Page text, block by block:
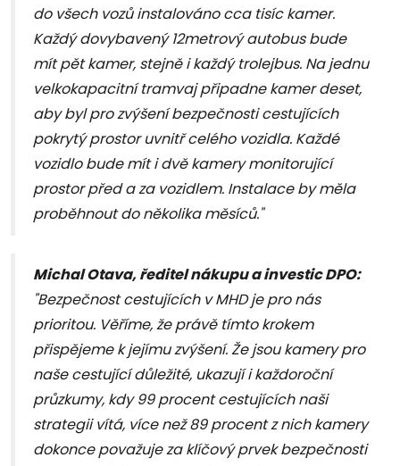
do všech vozů instalováno cca tisíc kamer.
Každý dovybavený 12metrový autobus bude
mít pět kamer, stejně i každý trolejbus. Na jednu
velkokapacitní tramvaj připadne kamer deset,
aby byl pro zvýšení bezpečnosti cestujících
pokrytý prostor uvnitř celého vozidla. Každé
vozidlo bude mít i dvě kamery monitorující
prostor před a za vozidlem. Instalace by měla
proběhnout do několika měsíců."
Michal Otava, ředitel nákupu a investic DPO:
"Bezpečnost cestujících v MHD je pro nás
prioritou. Věříme, že právě tímto krokem
přispějeme k jejímu zvýšení.Že jsou kamery pro
naše cestující důležité, ukazují i každoroční
průzkumy, kdy 99 procent cestujících naši
strategii vítá, více než 89 procent z nich kamery
dokonce považuje za klíčový prvek bezpečnosti